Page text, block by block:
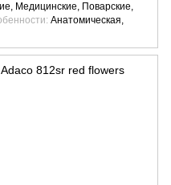
Медицинские, Поварские,
Анатомическая,